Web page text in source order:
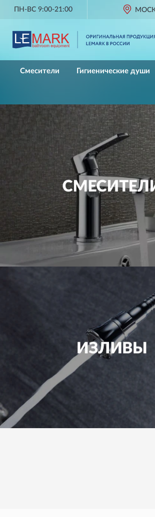
ПН-ВС 9:00-21:00
Смесители Гигиенические души